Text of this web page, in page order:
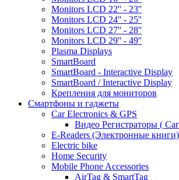
Monitors LCD 22'' - 23''
Monitors LCD 24'' - 25''
Monitors LCD 27'' - 28''
Monitors LCD 29'' - 49''
Plasma Displays
SmartBoard
SmartBoard - Interactive Display
SmartBoard / Interactive Display
Крепления для мониторов
Смартфоны и гаджеты
Car Electronics & GPS
Видео Регистраторы (
E-Readers (Электронные книги)
Electric bike
Home Security
Mobile Phone Accessories
AirTag & SmartTag